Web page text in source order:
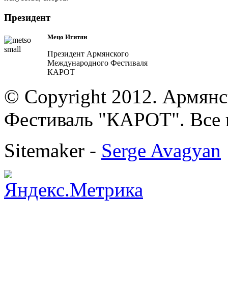
Президент
Мецо Игитян
Президент Армянского
Международного Фестиваля
КАРОТ
© Copyright 2012.
Фестиваль "КАРОТ". Все
Sitemaker - Serge Avagyan